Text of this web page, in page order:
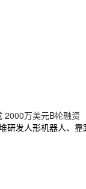
2000万美元B轮融资
研发人形机器人、